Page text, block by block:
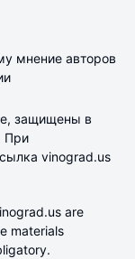
мнение авторов
защищены в
При
vinograd.us
are
materials